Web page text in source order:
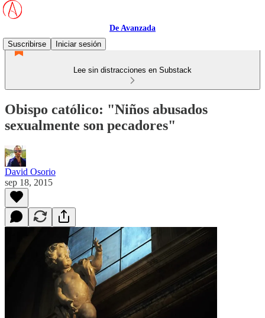
De Avanzada
Suscribirse
Iniciar sesión
Lee sin distracciones en Substack
Obispo católico: "Niños abusados
sexualmente son pecadores"
David Osorio
sep 18, 2015